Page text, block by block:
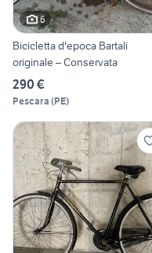
6
Bicicletta d'epoca Bartali
originale – Conservata
290 €
Pescara (PE)